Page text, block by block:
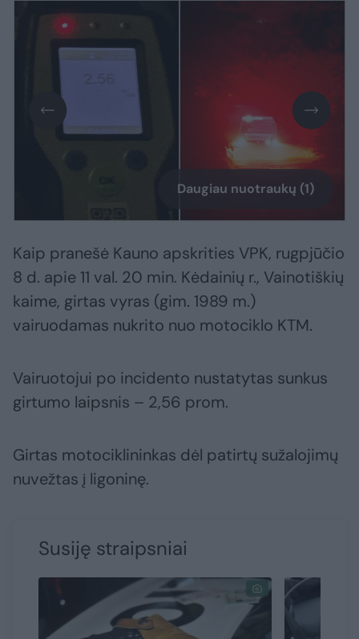
Daugiau nuotraukų (1)
Kaip pranešė Kauno apskrities VPK, rugpjūčio
8 d. apie 11 val. 20 min. Kėdainių r., Vainotiškių
kaime, girtas vyras (gim. 1989 m.)
vairuodamas nukrito nuo motociklo KTM.
Vairuotojui po incidento nustatytas sunkus
girtumo laipsnis – 2,56 prom.
Girtas motociklininkas dėl patirtų sužalojimų
nuvežtas į ligoninę.
Susiję straipsniai